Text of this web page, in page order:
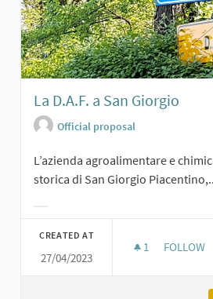
La D.A.F. a San Giorgio
Official proposal
L’azienda agroalimentare e
storica di San Giorgio
CREATED AT
27/04/2023
1 1 FOLLOWER
FOLLOW